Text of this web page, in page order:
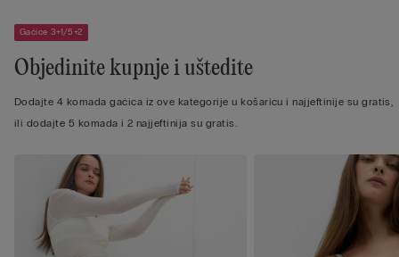
Gaćice 3+1/5+2
Objedinite kupnje i uštedite
Dodajte 4 komada gaćica iz ove kategorije u košaricu i najjeftinije su gratis,
ili dodajte 5 komada i 2 najjeftinija su gratis.